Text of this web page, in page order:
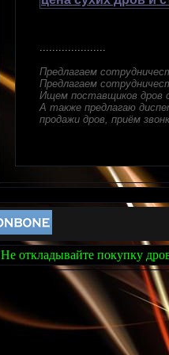
.....................
Предлагаем
Предлагаем
Ищем поставщиков дров
А также предлагаю
продажи дров, приём
Не откладывайте покупку